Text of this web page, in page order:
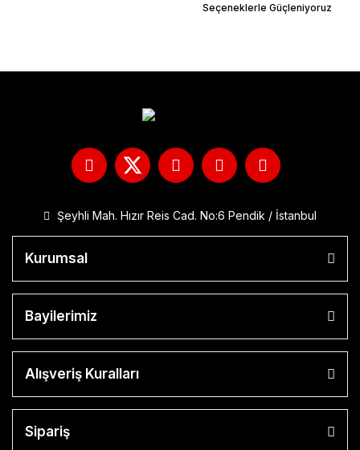
Seçeneklerle Güçleniyoruz
Şeyhli Mah. Hızır Reis Cad. No:6 Pendik / İstanbul
Kurumsal
Bayilerimiz
Alışveriş Kuralları
Sipariş